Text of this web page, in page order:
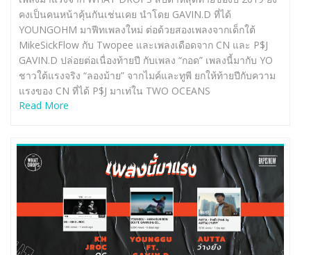
คงเป็นคนหน้าคุ้นกันเช่นเคย นำโดย GAVIN.D ที่ได้
YOUNGOHM มาฟีทเพลงใหม่ ต่อด้วยสองเพลงจากเด็กใต้
MikeSickFlow กับ Twopee และเพลงเดือดจาก CN และ P$J
GAVIN.D ปล่อยต่อเนื่องท้ายปี กับเพลง “กอด” เพลงนี้มากับ YO
ชาวใต้แรงจริง “ลองม้าย” จากไมค์และทูพี ยกให้ท้ายปีกับความ
แรงของ CN ที่ได้ P$J มาเท่ใน TWO OCEANS
Read More